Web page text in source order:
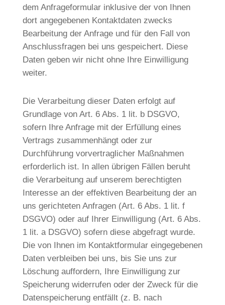
dem Anfrageformular inklusive der von Ihnen
dort angegebenen Kontaktdaten zwecks
Bearbeitung der Anfrage und für den Fall von
Anschlussfragen bei uns gespeichert. Diese
Daten geben wir nicht ohne Ihre Einwilligung
weiter.
Die Verarbeitung dieser Daten erfolgt auf
Grundlage von Art. 6 Abs. 1 lit. b DSGVO,
sofern Ihre Anfrage mit der Erfüllung eines
Vertrags zusammenhängt oder zur
Durchführung vorvertraglicher Maßnahmen
erforderlich ist. In allen übrigen Fällen beruht
die Verarbeitung auf unserem berechtigten
Interesse an der effektiven Bearbeitung der an
uns gerichteten Anfragen (Art. 6 Abs. 1 lit. f
DSGVO) oder auf Ihrer Einwilligung (Art. 6 Abs.
1 lit. a DSGVO) sofern diese abgefragt wurde.
Die von Ihnen im Kontaktformular eingegebenen
Daten verbleiben bei uns, bis Sie uns zur
Löschung auffordern, Ihre Einwilligung zur
Speicherung widerrufen oder der Zweck für die
Datenspeicherung entfällt (z. B. nach